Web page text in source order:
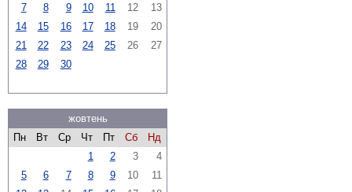
7
8 9 10 11 12
13
14
15 16 17 18 19
20
21
22 23 24 25 26
27
28
29 30
жовтень
Пн
Вт Ср Чт Пт Сб
Нд
1
2 3
4
5
6 7 8 9 10
11